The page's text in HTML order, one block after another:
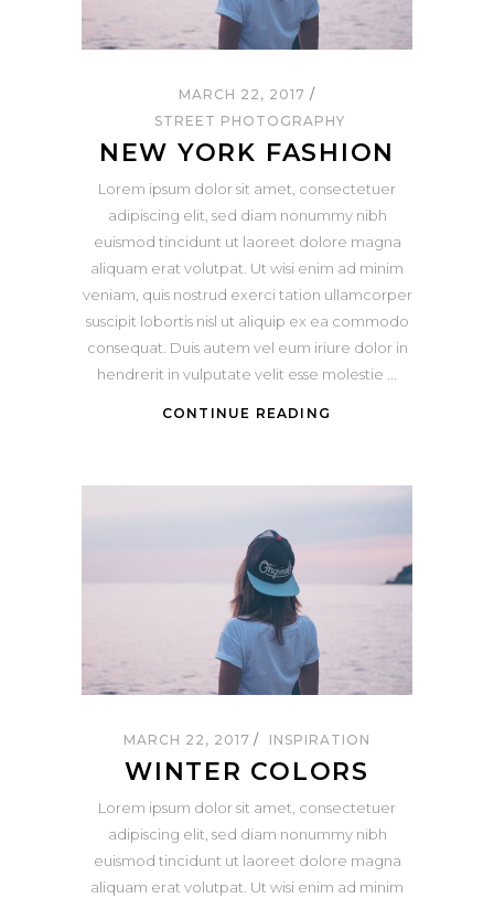
MARCH 22, 2017
STREET PHOTOGRAPHY
NEW YORK FASHION
Lorem ipsum dolor sit amet, consectetuer
adipiscing elit, sed diam nonummy nibh
euismod tincidunt ut laoreet dolore magna
aliquam erat volutpat. Ut wisi enim ad minim
veniam, quis nostrud exerci tation ullamcorper
suscipit lobortis nisl ut aliquip ex ea commodo
consequat. Duis autem vel eum iriure dolor in
hendrerit in vulputate velit esse molestie
CONTINUE READING
MARCH 22, 2017 INSPIRATION
WINTER COLORS
Lorem ipsum dolor sit amet, consectetuer
adipiscing elit, sed diam nonummy nibh
euismod tincidunt ut laoreet dolore magna
aliquam erat volutpat. Ut wisi enim ad minim